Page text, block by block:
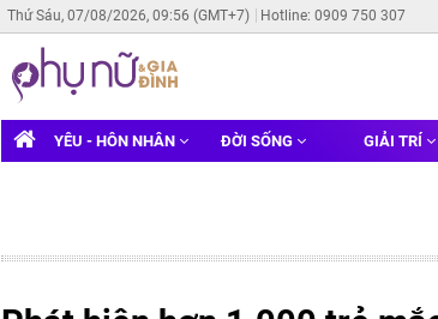
Thứ Sáu, 07/08/2026, 09:56 (GMT+7) Hotline: 0909 750 307
YÊU - HÔN NHÂN ĐỜI SỐNG GIẢI TRÍ